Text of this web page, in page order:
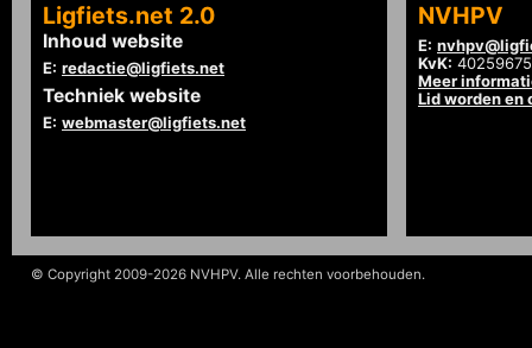
Ligfiets.net 2.0
Inhoud website
E: redactie@ligfiets.net
Techniek website
E: webmaster@ligfiets.net
NVHPV
E:
KvK: 40259675
Meer
Lid worden en
© Copyright 2009-2026 NVHPV. Alle rechten voorbehouden.